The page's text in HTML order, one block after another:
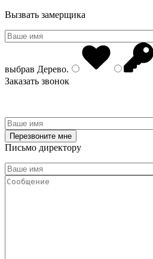
Вызвать замерщика
выбрав Дерево.
Заказать звонок
Письмо директору